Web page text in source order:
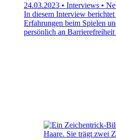
24.03.2023 • Interviews •
In diesem Interview
Erfahrungen beim Spielen
persönlich an